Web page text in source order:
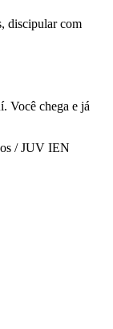
discipular com
Você chega e já
/ JUV IEN